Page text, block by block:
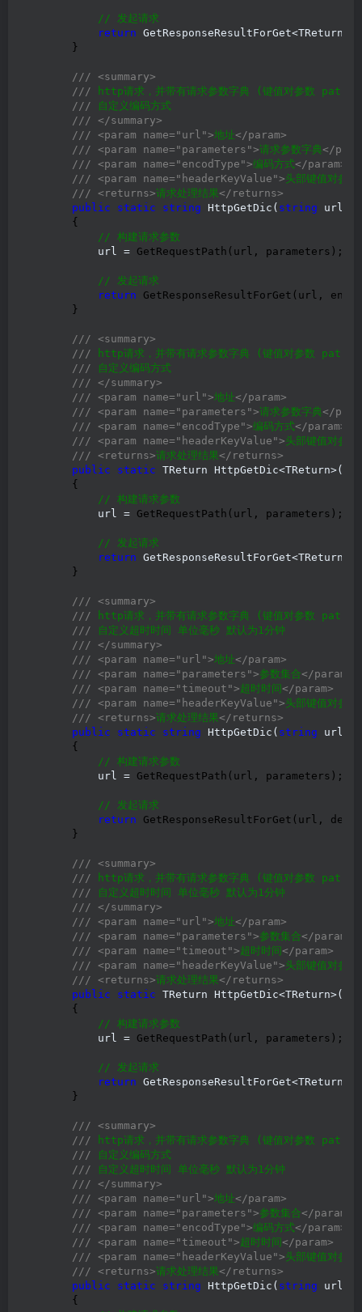
// 发起请求
return GetResponseResultForGet<TReturn>
        }
///
<summary>
/// http请求，并带有请求参数字典 (键值对参数
/// 自定义编码方式
///
</summary>
///
<param name="url">地址</param>
///
<param name="parameters">请求参数字典</
///
<param name="encodType">编码方式</param>
///
<param name="headerKeyValue">头部键值对参数
///
<returns>请求处理结果</returns>
public
static string HttpGetDic( string url,
        {
// 构建请求参数
            url =
GetRequestPath(url, parameters);
// 发起请求
return GetResponseResultForGet(url,
        }
///
<summary>
/// http请求，并带有请求参数字典 (键值对参数
/// 自定义编码方式
///
</summary>
///
<param name="url">地址</param>
///
<param name="parameters">请求参数字典</
///
<param name="encodType">编码方式</param>
///
<param name="headerKeyValue">头部键值对参数
///
<returns>请求处理结果</returns>
public
static TReturn HttpGetDic<TReturn>(
        {
// 构建请求参数
            url =
GetRequestPath(url, parameters);
// 发起请求
return GetResponseResultForGet<TReturn>
        }
///
<summary>
/// http请求，并带有请求参数字典 (键值对参数
/// 自定义超时时间 单位毫秒 默认为1分钟
///
</summary>
///
<param name="url">地址</param>
///
<param name="parameters">参数集合</param>
///
<param name="timeout">超时时间 </param>
///
<param name="headerKeyValue">头部键值对参数
///
<returns>请求处理结果</returns>
public
static string HttpGetDic( string url,
        {
// 构建请求参数
            url =
GetRequestPath(url, parameters);
// 发起请求
return GetResponseResultForGet(url,
        }
///
<summary>
/// http请求，并带有请求参数字典 (键值对参数
/// 自定义超时时间 单位毫秒 默认为1分钟
///
</summary>
///
<param name="url">地址</param>
///
<param name="parameters">参数集合</param>
///
<param name="timeout">超时时间 </param>
///
<param name="headerKeyValue">头部键值对参数
///
<returns>请求处理结果</returns>
public
static TReturn HttpGetDic<TReturn>(
        {
// 构建请求参数
            url =
GetRequestPath(url, parameters);
// 发起请求
return GetResponseResultForGet<TReturn>
        }
///
<summary>
/// http请求，并带有请求参数字典 (键值对参数
/// 自定义编码方式
/// 自定义超时时间 单位毫秒 默认为1分钟
///
</summary>
///
<param name="url">地址</param>
///
<param name="parameters">参数集合</param>
///
<param name="encodType">编码方式</param>
///
<param name="timeout">超时时间 </param>
///
<param name="headerKeyValue">头部键值对参数
///
<returns>请求处理结果</returns>
public
static string HttpGetDic( string url,
        {